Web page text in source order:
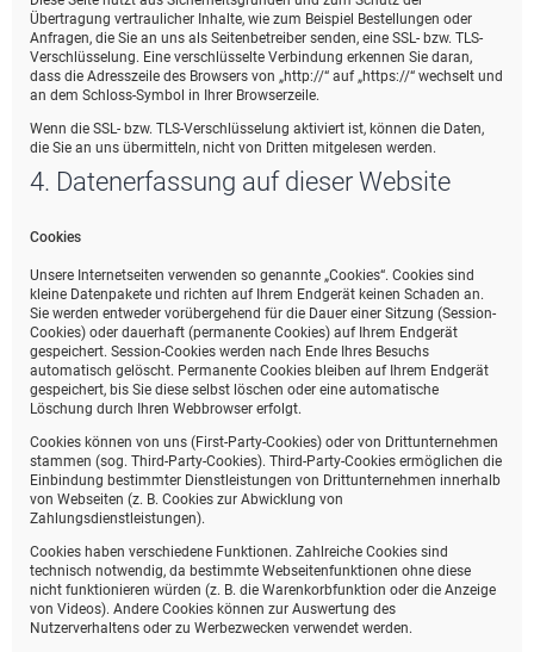
Übertragung vertraulicher Inhalte, wie zum Beispiel Bestellungen oder
Anfragen, die Sie an uns als Seitenbetreiber senden, eine SSL- bzw. TLS-
Verschlüsselung. Eine verschlüsselte Verbindung erkennen Sie daran,
dass die Adresszeile des Browsers von „http://“ auf „https://“ wechselt und
an dem Schloss-Symbol in Ihrer Browserzeile.
Wenn die SSL- bzw. TLS-Verschlüsselung aktiviert ist, können die Daten,
die Sie an uns übermitteln, nicht von Dritten mitgelesen werden.
4. Datenerfassung auf dieser Website
Cookies
Unsere Internetseiten verwenden so genannte „Cookies“. Cookies sind
kleine Datenpakete und richten auf Ihrem Endgerät keinen Schaden an.
Sie werden entweder vorübergehend für die Dauer einer Sitzung (Session-
Cookies) oder dauerhaft (permanente Cookies) auf Ihrem Endgerät
gespeichert. Session-Cookies werden nach Ende Ihres Besuchs
automatisch gelöscht. Permanente Cookies bleiben auf Ihrem Endgerät
gespeichert, bis Sie diese selbst löschen oder eine automatische
Löschung durch Ihren Webbrowser erfolgt.
Cookies können von uns (First-Party-Cookies) oder von Drittunternehmen
stammen (sog. Third-Party-Cookies). Third-Party-Cookies ermöglichen die
Einbindung bestimmter Dienstleistungen von Drittunternehmen innerhalb
von Webseiten (z. B. Cookies zur Abwicklung von
Zahlungsdienstleistungen).
Cookies haben verschiedene Funktionen. Zahlreiche Cookies sind
technisch notwendig, da bestimmte Webseitenfunktionen ohne diese
nicht funktionieren würden (z. B. die Warenkorbfunktion oder die Anzeige
von Videos). Andere Cookies können zur Auswertung des
Nutzerverhaltens oder zu Werbezwecken verwendet werden.